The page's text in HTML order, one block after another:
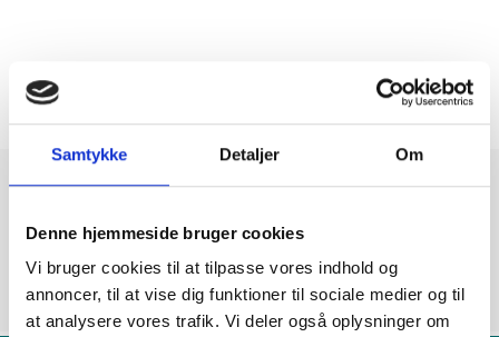
Samtykke Detaljer Om
Denne hjemmeside bruger cookies
Vi bruger cookies til at tilpasse vores indhold og
annoncer, til at vise dig funktioner til sociale medier og til
at analysere vores trafik. Vi deler også oplysninger om
1-0 af 0 ...